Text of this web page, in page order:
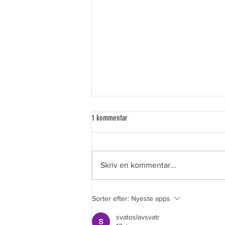
AI ændrer skolen. Derfor skal vi ændre
1 kommentar
Skriv en kommentar...
Sorter efter: Nyeste apps
svatoslavsvatr